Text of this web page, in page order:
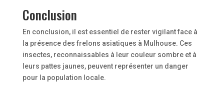
Conclusion
En conclusion, il est essentiel de rester vigilant face à
la présence des frelons asiatiques à Mulhouse. Ces
insectes, reconnaissables à leur couleur sombre et à
leurs pattes jaunes, peuvent représenter un danger
pour la population locale.